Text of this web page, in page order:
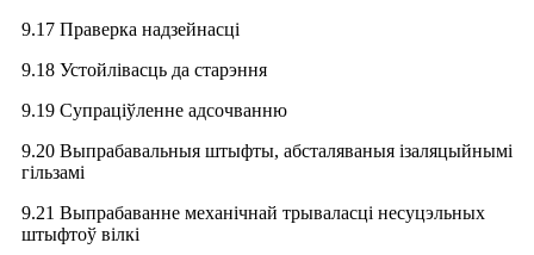
9.17 Праверка надзейнасці
9.18 Устойлівасць да старэння
9.19 Супраціўленне адсочванню
9.20 Выпрабавальныя штыфты, абсталяваныя ізаляцыйнымі
гільзамі
9.21 Выпрабаванне механічнай трываласці несуцэльных
штыфтоў вілкі